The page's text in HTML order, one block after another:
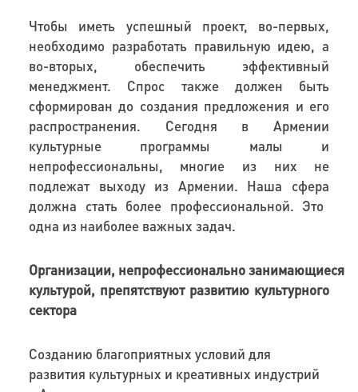
Чтобы иметь успешный проект, во-первых,
необходимо разработать правильную идею, а
во-вторых, обеспечить эффективный
менеджмент. Спрос также должен быть
сформировандо создания предложения и его
распространения. Сегодня в Армении
культурные программы малы и
непрофессиональны, многие из них не
подлежат выходу из Армении. Наша
сфера
должна стать более профессиональной. Это
одна из наиболее важных задач.
Организации, непрофессионально занимающиеся
культурой, препятствуют развитию культурного
сектора
Созданию благоприятных условий для
развития культурных и креативных индустрий